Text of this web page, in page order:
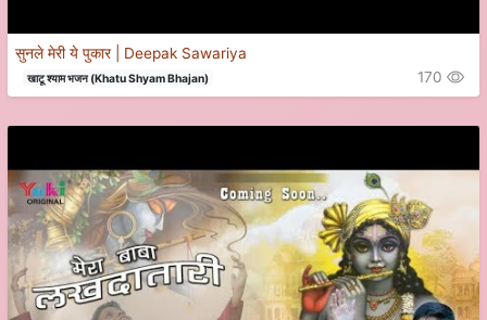
सुनले मेरी ये पुकार | Deepak Sawariya
खाटू श्याम भजन (Khatu Shyam Bhajan) 170